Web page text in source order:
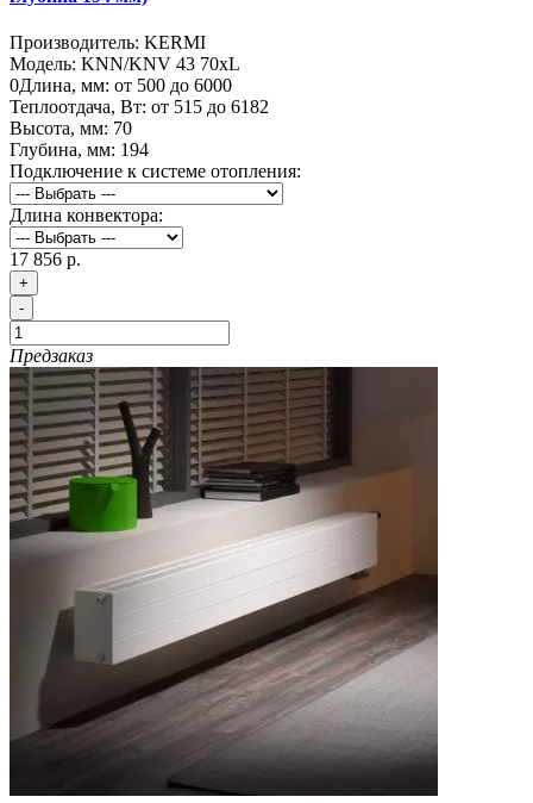
Производитель: KERMI
Модель: KNN/KNV 43 70хL
0Длина, мм: от 500 до 6000
Теплоотдача, Вт: от 515 до 6182
Высота, мм: 70
Глубина, мм: 194
Подключение к системе отопления:
Длина конвектора:
17 856 р.
+
-
Предзаказ